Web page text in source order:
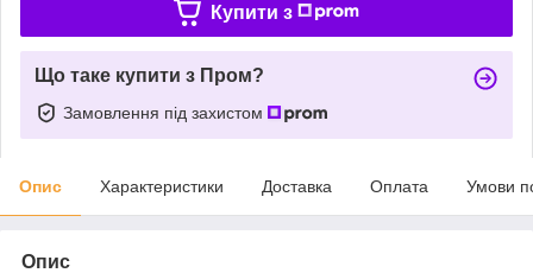
Купити з
Що таке купити з Пром?
Замовлення під захистом
Опис Характеристики Доставка Оплата Умови
Опис